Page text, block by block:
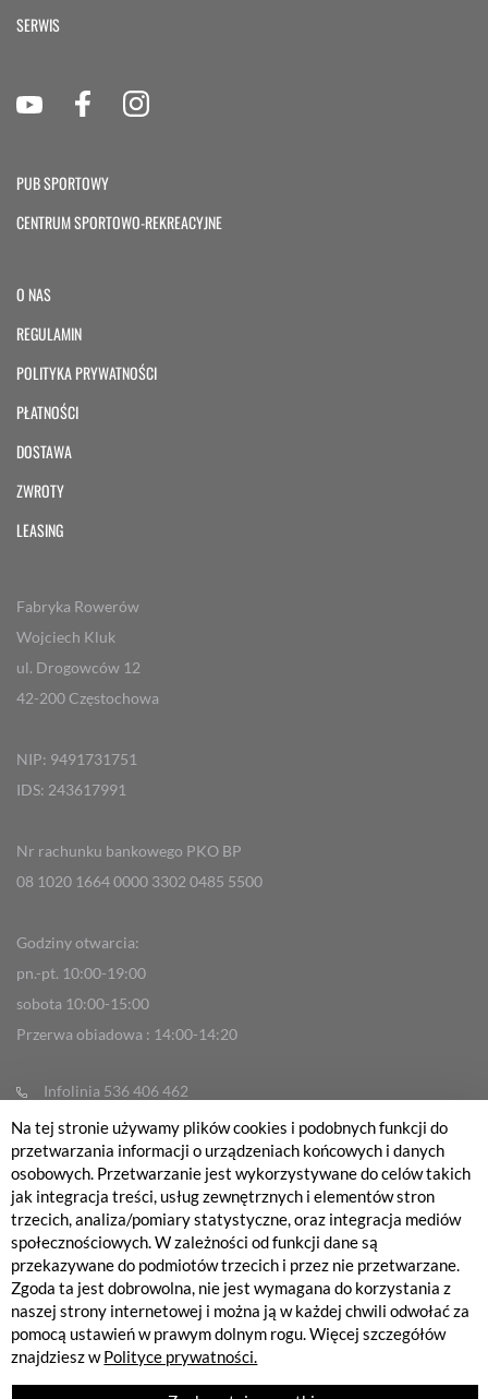
SERWIS
PUB SPORTOWY
CENTRUM SPORTOWO-REKREACYJNE
O NAS
REGULAMIN
POLITYKA PRYWATNOŚCI
PŁATNOŚCI
DOSTAWA
ZWROTY
LEASING
Fabryka Rowerów
Wojciech Kluk
ul. Drogowców 12
42-200 Częstochowa
NIP: 9491731751
IDS: 243617991
Nr rachunku bankowego PKO BP
08 1020 1664 0000 3302 0485 5500
Godziny otwarcia:
pn.-pt. 10:00-19:00
sobota 10:00-15:00
Przerwa obiadowa : 14:00-14:20
Infolinia 536 406 462
info@fabrykarowerow.com
Reklamacje
sklep@fabrykarowerow.com
Serwis 505 700 393
serwis@fabrykarowerow.com
Bikefitting 451 159 109
fitting@fabrykarowerow.com
Na tej stronie używamy plików cookies i podobnych funkcji do
przetwarzania informacji o urządzeniach końcowych i danych
osobowych. Przetwarzanie jest wykorzystywane do celów takich
jak integracja treści, usług zewnętrznych i elementów stron
trzecich, analiza/pomiary statystyczne, oraz integracja mediów
społecznościowych. W zależności od funkcji dane są
przekazywane do podmiotów trzecich i przez nie przetwarzane.
Zgoda ta jest dobrowolna, nie jest wymagana do korzystania z
naszej strony internetowej i można ją w każdej chwili odwołać za
pomocą ustawień w prawym dolnym rogu. Więcej szczegółów
znajdziesz wPolityce prywatności.